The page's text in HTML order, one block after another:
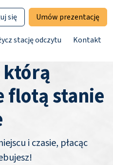
stację odczytu Kontakt
się Umów prezentację
flotą stanie
i czasie, płacąc